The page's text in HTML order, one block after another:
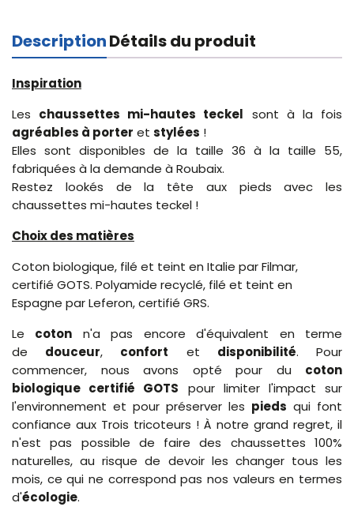
DescriptionDétails du produit
Inspiration
Les chaussettes mi-hautes teckel sont à la fois
agréables à porter et stylées !
Elles sont disponibles de la taille 36 à la taille 55,
fabriquées à la demande à Roubaix.
Restez lookés de la tête aux pieds avec les
chaussettes mi-hautes teckel !
Choix des matières
Coton biologique, filé et teint en Italie par Filmar,
certifié GOTS. Polyamide recyclé, filé et teint en
Espagne par Leferon, certifié GRS.
Le coton n'a pas encore d'équivalent en terme
de douceur, confort et disponibilité. Pour
commencer, nous avons opté pour du coton
biologique certifié GOTS pour limiter l'impact sur
l'environnement et pour préserver les pieds qui font
confiance aux Trois tricoteurs ! À notre grand regret, il
n'est pas possible de faire des chaussettes 100%
naturelles, au risque de devoir les changer tous les
mois, ce qui ne correspond pas nos valeurs en termes
d'écologie.